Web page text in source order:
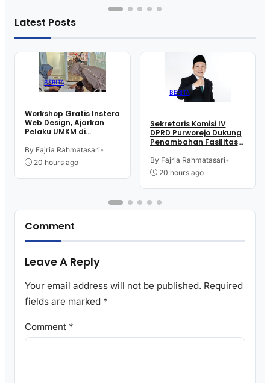
Latest Posts
BERITA
Workshop Gratis Instera
Web Design, Ajarkan
Pelaku UMKM di
Teknologi Digital buat
Jualan
By Fajria Rahmatasari•
20 hours ago
BERITA
Sekretaris Komisi IV
DPRD Purworejo Dukung
Penambahan Fasilitas
Tjitrowardojo
By Fajria Rahmatasari•
20 hours ago
Comment
Leave A Reply
Your email address will not be published. Required
fields are marked *
Comment *